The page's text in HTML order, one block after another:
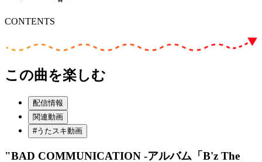
CONTENTS
この曲を楽しむ
配信情報
関連動画
#うたスキ動画
"BAD COMMUNICATION -アルバム「B'z The